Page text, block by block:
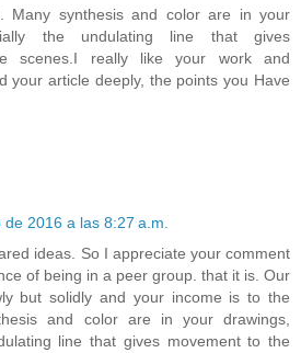
Many synthesis and color are in your
the undulating line that gives
scenes.I really like your work and
your article deeply, the points you Have
de 2016 a las 8:27 a.m.
ideas. So I appreciate your comment
of being in a peer group. that it is. Our
but solidly and your income is to the
and color are in your drawings,
line that gives movement to the